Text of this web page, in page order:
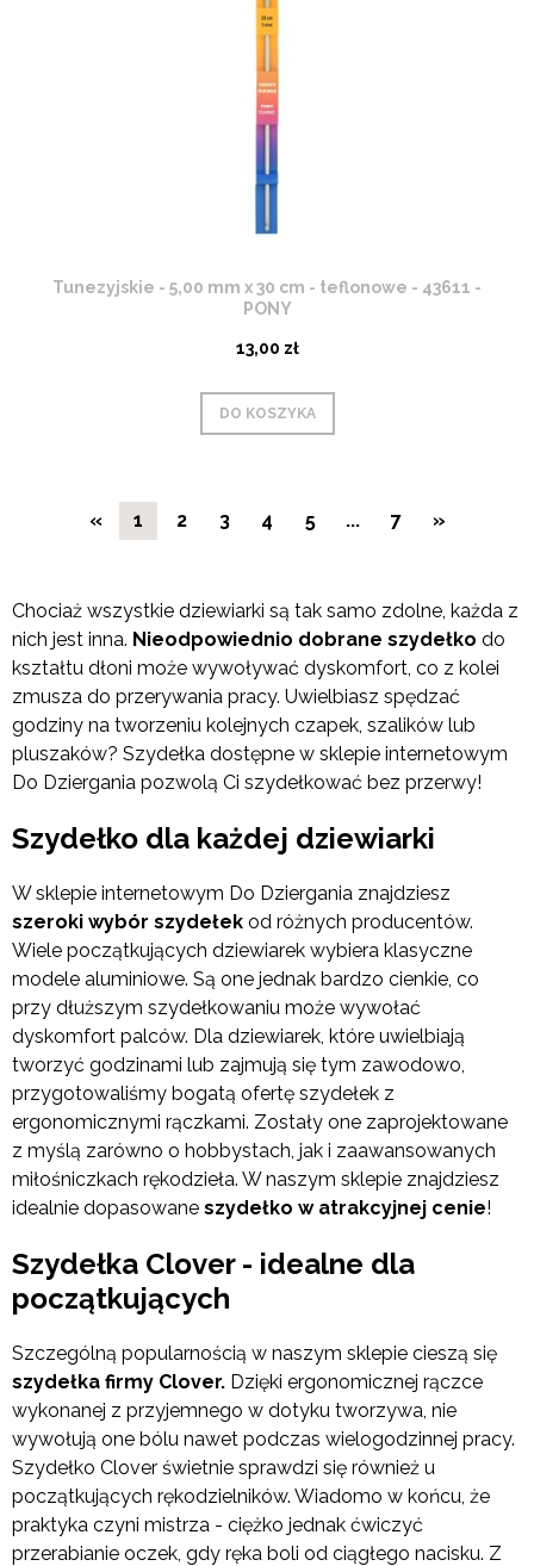
Tunezyjskie - 5,00 mm x 30 cm - teflonowe - 43611 -
PONY
13,00 zł
DO KOSZYKA
« 1 2 3 4 5 ... 7 »
Chociaż wszystkie dziewiarki są tak samo zdolne, każda z
nich jest inna. Nieodpowiednio dobrane szydełko do
kształtu dłoni może wywoływać dyskomfort, co z kolei
zmusza do przerywania pracy. Uwielbiasz spędzać
godziny na tworzeniu kolejnych czapek, szalików lub
pluszaków? Szydełka dostępne w sklepie internetowym
Do Dziergania pozwolą Ci szydełkować bez przerwy!
Szydełko dla każdej dziewiarki
W sklepie internetowym Do Dziergania znajdziesz
szeroki wybór szydełek od różnych producentów.
Wiele początkujących dziewiarek wybiera klasyczne
modele aluminiowe. Są one jednak bardzo cienkie, co
przy dłuższym szydełkowaniu może wywołać
dyskomfort palców. Dla dziewiarek, które uwielbiają
tworzyć godzinami lub zajmują się tym zawodowo,
przygotowaliśmy bogatą ofertę szydełek z
ergonomicznymi rączkami. Zostały one zaprojektowane
z myślą zarówno o hobbystach, jak i zaawansowanych
miłośniczkach rękodzieła. W naszym sklepie znajdziesz
idealnie dopasowane szydełko w atrakcyjnej cenie!
Szydełka Clover - idealne dla
początkujących
Szczególną popularnością w naszym sklepie cieszą się
szydełka firmy Clover. Dzięki ergonomicznej rączce
wykonanej z przyjemnego w dotyku tworzywa, nie
wywołują one bólu nawet podczas wielogodzinnej pracy.
Szydełko Clover świetnie sprawdzi się również u
początkujących rękodzielników. Wiadomo w końcu, że
praktyka czyni mistrza - ciężko jednak ćwiczyć
przerabianie oczek, gdy ręka boli od ciągłego nacisku. Z